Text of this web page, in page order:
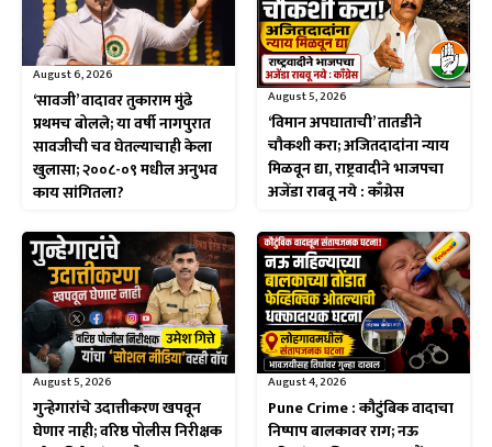
August 6, 2026
‘सावजी’ वादावर तुकाराम मुंढे
प्रथमच बोलले; या वर्षी नागपुरात
सावजीची चव घेतल्याचाही केला
खुलासा; २००८-०९ मधील अनुभव
काय सांगितला?
August 5, 2026
‘विमान अपघाताची’ तातडीने
चौकशी करा; अजितदादांना न्याय
मिळवून द्या, राष्ट्रवादीने भाजपचा
अजेंडा राबवू नये : काँग्रेस
August 5, 2026
गुन्हेगारांचे उदात्तीकरण खपवून
घेणार नाही; वरिष्ठ पोलीस निरीक्षक
August 4, 2026
Pune Crime : कौटुंबिक वादाचा
निष्पाप बालकावर राग; नऊ